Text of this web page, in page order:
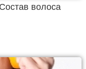
волоса